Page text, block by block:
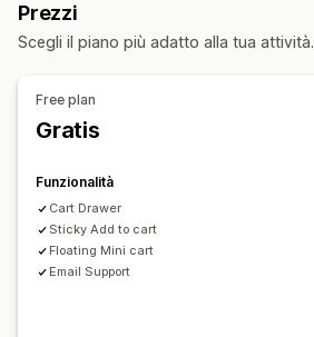
Carrello fisso
Timer per conto alla rovescia
Upselling
Prodotti consigliati
Barra di spedizione
Omaggi
Sconti in blocco
Personalizzazione del check-out
Note personalizzate
Prodotti correlati
Prezzi
Scegli il piano più adatto alla tua attività.
Free plan
Gratis
Funzionalità
Cart Drawer
Sticky Add to cart
Floating Mini cart
Email Support